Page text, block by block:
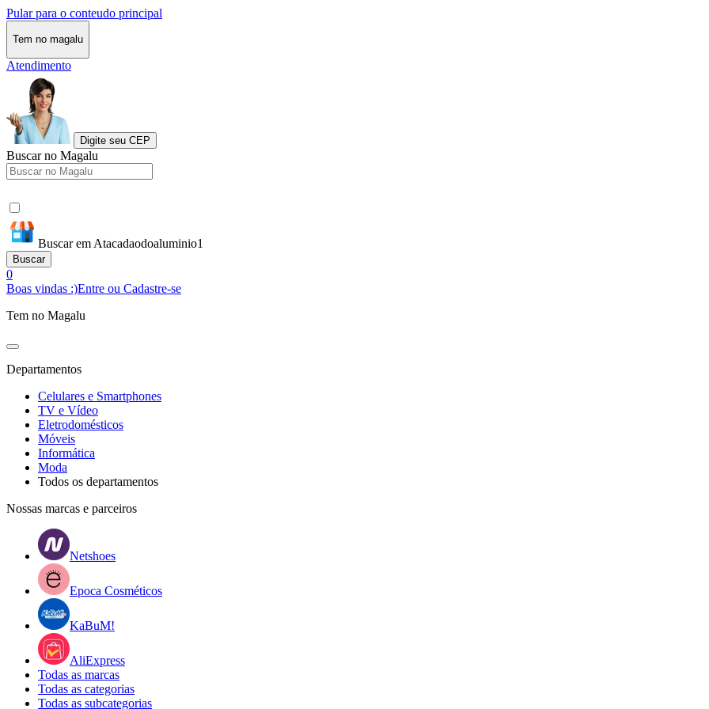
Pular para o conteudo principal
Tem no magalu
Atendimento
Digite seu CEP
Buscar no Magalu
Buscar em Atacadaodoaluminio1
Buscar
0
Boas vindas :)Entre ou Cadastre-se
Tem no Magalu
Departamentos
Celulares e Smartphones
TV e Vídeo
Eletrodomésticos
Móveis
Informática
Moda
Todos os departamentos
Nossas marcas e parceiros
Netshoes
Epoca Cosméticos
KaBuM!
AliExpress
Todas as marcas
Todas as categorias
Todas as subcategorias